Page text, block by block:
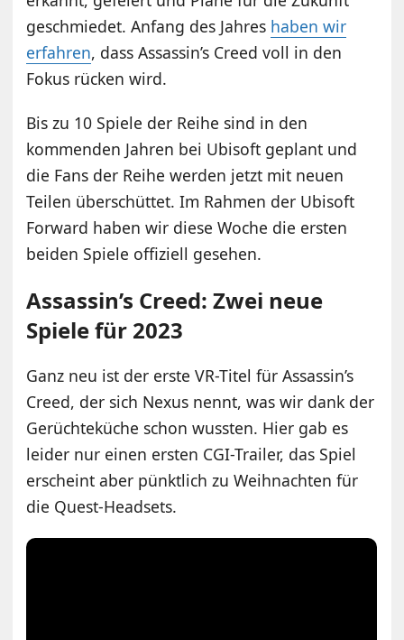
geschmiedet. Anfang des Jahres haben wir
erfahren, dass Assassin’s Creed voll in den
Fokus rücken wird.
Bis zu 10 Spiele der Reihe sind in den
kommenden Jahren bei Ubisoft geplant und
die Fans der Reihe werden jetzt mit neuen
Teilen überschüttet. Im Rahmen der Ubisoft
Forward haben wir diese Woche die ersten
beiden Spiele offiziell gesehen.
Assassin’s Creed: Zwei neue
Spiele für 2023
Ganz neu ist der erste VR-Titel für Assassin’s
Creed, der sich Nexus nennt, was wir dank der
Gerüchteküche schon wussten. Hier gab es
leider nur einen ersten CGI-Trailer, das Spiel
erscheint aber pünktlich zu Weihnachten für
die Quest-Headsets.